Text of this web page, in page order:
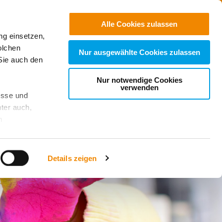
einsetzen,
auch den
und
auch,
. Wenn
Cookie-
Sie:
Details zeigen
Alle Cookies zulassen
Nur ausgewählte Cookies zulassen
Nur notwendige Cookies
verwenden
Suchen
Spenden
Jobs